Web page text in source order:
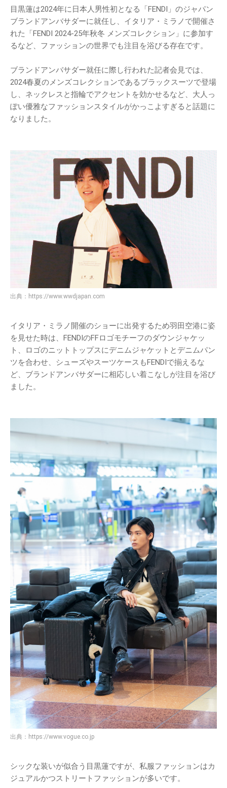
目黒蓮は2024年に日本人男性初となる「FENDI」のジャパン
ブランドアンバサダーに就任し、イタリア・ミラノで開催さ
れた「FENDI 2024-25年秋冬 メンズコレクション」に参加す
るなど、ファッションの世界でも注目を浴びる存在です。
ブランドアンバサダー就任に際し行われた記者会見では、
2024春夏のメンズコレクションであるブラックスーツで登場
し、ネックレスと指輪でアクセントを効かせるなど、大人っ
ぽい優雅なファッションスタイルがかっこよすぎると話題に
なりました。
出典： https://www.wwdjapan.com
イタリア・ミラノ開催のショーに出発するため羽田空港に姿
を見せた時は、FENDIのFFロゴモチーフのダウンジャケッ
ト、ロゴのニットトップスにデニムジャケットとデニムパン
ツを合わせ、シューズやスーツケースもFENDIで揃えるな
ど、ブランドアンバサダーに相応しい着こなしが注目を浴び
ました。
出典： https://www.vogue.co.jp
シックな装いが似合う目黒蓮ですが、私服ファッションはカ
ジュアルかつストリートファッションが多いです。